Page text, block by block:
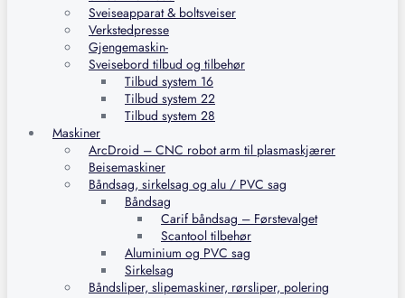
Sveiseapparat & boltsveiser
Verkstedpresse
Gjengemaskin-
Sveisebord tilbud og tilbehør
Tilbud system 16
Tilbud system 22
Tilbud system 28
Maskiner
ArcDroid – CNC robot arm til plasmaskjærer
Beisemaskiner
Båndsag, sirkelsag og alu / PVC sag
Båndsag
Carif båndsag – Førstevalget
Scantool tilbehør
Aluminium og PVC sag
Sirkelsag
Båndsliper, slipemaskiner, rørsliper, polering